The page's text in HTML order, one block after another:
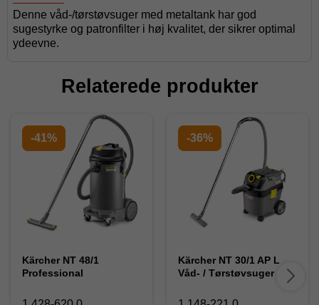
Denne våd-/tørstøvsuger med metaltank har god
sugestyrke og patronfilter i høj kvalitet, der sikrer optimal
ydeevne.
Relaterede produkter
-41%
Kärcher NT 48/1
Professional
-36%
Kärcher NT 30/1 AP L
Våd- / Tørstøvsuger